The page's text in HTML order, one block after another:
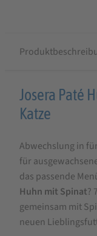
für
Paté
Huhn
mit
Spinat,
Nassfutter
Josera Paté
Katze
Abwechslung in
für
das passende
Huhn mit Spinat?
gemeinsam mit
neuen